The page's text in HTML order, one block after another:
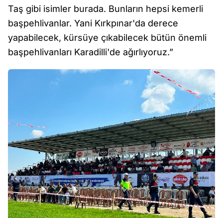
Taş gibi isimler burada. Bunların hepsi kemerli
başpehlivanlar. Yani Kırkpınar'da derece
yapabilecek, kürsüye çıkabilecek bütün önemli
başpehlivanları Karadilli'de ağırlıyoruz.”